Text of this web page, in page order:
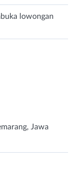
lowongan
Jawa